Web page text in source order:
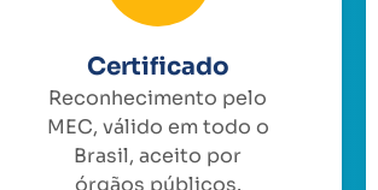
Certificado
Reconhecimento pelo
MEC, válido em todo o
Brasil, aceito por
órgãos públicos.